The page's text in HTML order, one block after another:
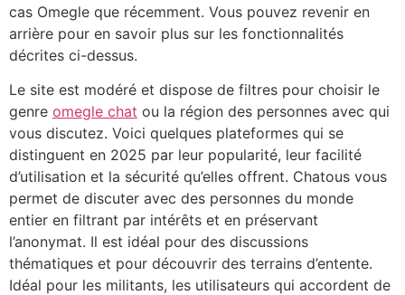
cas Omegle que récemment. Vous pouvez revenir en
arrière pour en savoir plus sur les fonctionnalités
décrites ci-dessus.
Le site est modéré et dispose de filtres pour choisir le
genre omegle chat ou la région des personnes avec qui
vous discutez. Voici quelques plateformes qui se
distinguent en 2025 par leur popularité, leur facilité
d’utilisation et la sécurité qu’elles offrent. Chatous vous
permet de discuter avec des personnes du monde
entier en filtrant par intérêts et en préservant
l’anonymat. Il est idéal pour des discussions
thématiques et pour découvrir des terrains d’entente.
Idéal pour les militants, les utilisateurs qui accordent de